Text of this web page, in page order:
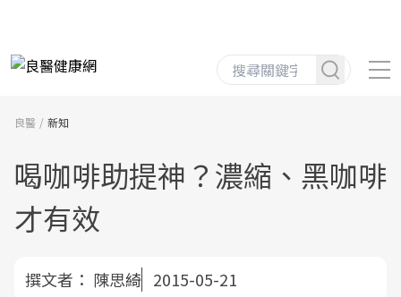
良醫 新知
喝咖啡助提神？濃縮、黑咖啡
才有效
撰文者： 陳思綺 2015-05-21